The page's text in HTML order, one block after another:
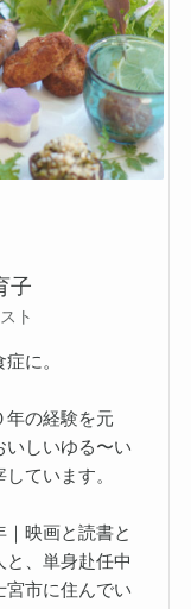
子
ト
に。
年の経験を元
いしいゆる〜い
ています。
映画と読書と
、単身赴任中
宮市に住んでい